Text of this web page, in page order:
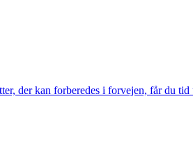
der kan forberedes i forvejen, får du